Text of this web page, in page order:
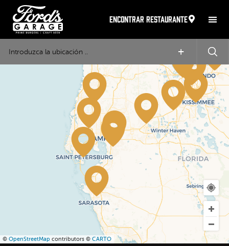
ENCONTRAR RESTAURANTE
+
© OpenStreetMap contributors © CARTO